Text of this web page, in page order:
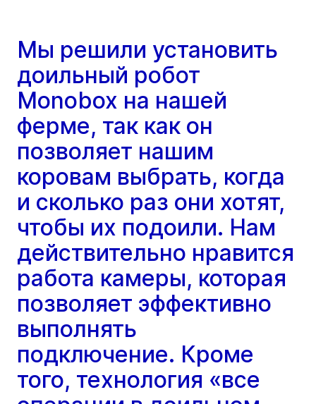
Мы решили установить
доильный робот
Monobox на нашей
ферме, так как он
позволяет нашим
коровам выбрать, когда
и сколько раз они хотят,
чтобы их подоили. Нам
действительно нравится
работа камеры, которая
позволяет эффективно
выполнять
подключение. Кроме
того, технология «все